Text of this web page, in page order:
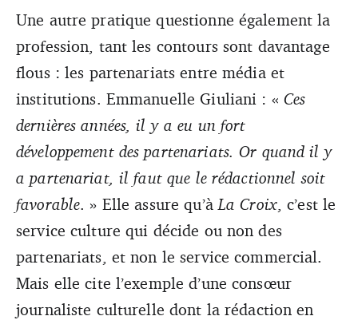
Une autre pratique questionne également la
profession, tant les contours sont davantage
flous : les partenariats entre média et
institutions. Emmanuelle Giuliani : « Ces
dernières années, il y a eu un fort
développement des partenariats. Or quand il y
a partenariat, il faut que le rédactionnel soit
favorable. » Elle assure qu’à La Croix, c’est le
service culture qui décide ou non des
partenariats, et non le service commercial.
Mais elle cite l’exemple d’une consœur
journaliste culturelle dont la rédaction en